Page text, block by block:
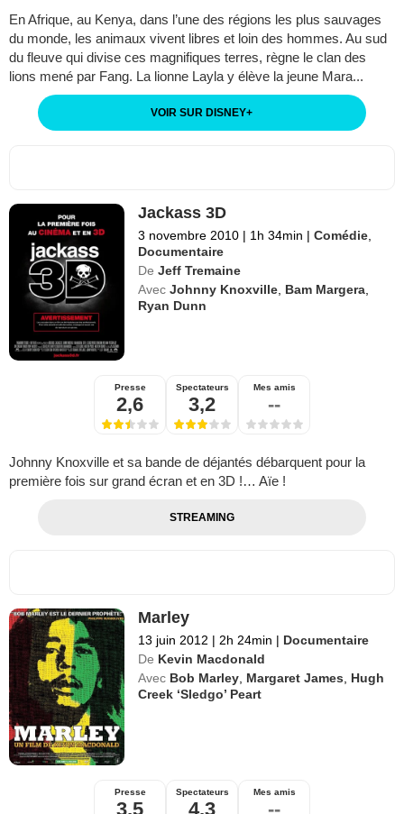
En Afrique, au Kenya, dans l’une des régions les plus sauvages
du monde, les animaux vivent libres et loin des hommes. Au sud
du fleuve qui divise ces magnifiques terres, règne le clan des
lions mené par Fang. La lionne Layla y élève la jeune Mara...
VOIR SUR DISNEY+
Jackass 3D
3 novembre 2010 | 1h 34min | Comédie
Documentaire
De Jeff Tremaine
Avec Johnny Knoxville Bam Margera
Ryan Dunn
Presse
2,6
Spectateurs
3,2
Mes amis
--
Johnny Knoxville et sa bande de déjantés débarquent pour la
première fois sur grand écran et en 3D !… Aïe !
STREAMING
Marley
13 juin 2012 | 2h 24min | Documentaire
De Kevin Macdonald
Avec Bob Marley Margaret James
Hugh
Creek ‘Sledgo’ Peart
Presse
3,5
Spectateurs
4,3
Mes amis
--